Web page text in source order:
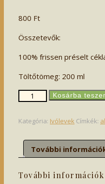
800 Ft
Összetevők:
100% frissen préselt
Töltőtömeg: 200 ml
Bíborka
-
almával
Kosárba
Kategória: Ivólevek Címkék:
További
További információk